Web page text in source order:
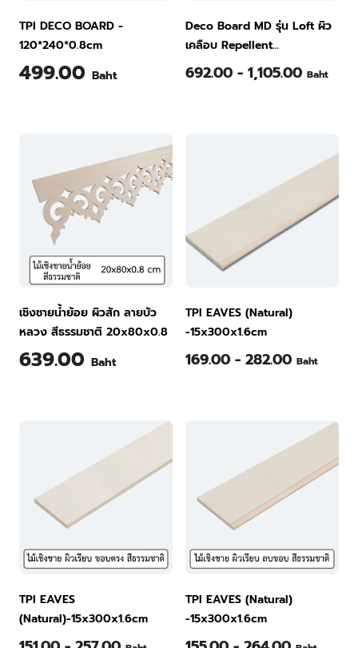
TPI DECO BOARD -
120*240*0.8cm
499.00 Baht
Deco Board MD รุ่น Loft ผิว
เคลือบ Repellent
120x240x0.6ซม. สี Sand
692.00 - 1,105.00 Baht
เชิงชายน้ำย้อย ผิวสัก ลายบัว
หลวง สีธรรมชาติ 20x80x0.8
639.00 Baht
TPI EAVES (Natural)
-15x300x1.6cm
169.00 - 282.00 Baht
TPI EAVES
(Natural)-15x300x1.6cm
TPI EAVES (Natural)
-15x300x1.6cm